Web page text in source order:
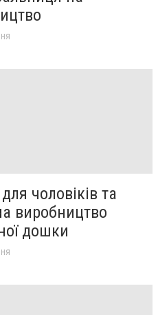
чоловіків та
виробництво
дошки